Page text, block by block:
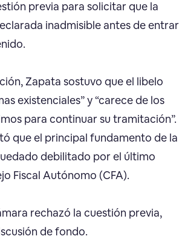
previa para solicitar que la
inadmisible antes de entrar
Zapata sostuvo que el libelo
existenciales” y “carece de los
para continuar su tramitación”.
que el principal fundamento de la
debilitado por el último
Fiscal Autónomo (CFA).
rechazó la cuestión previa,
de fondo.